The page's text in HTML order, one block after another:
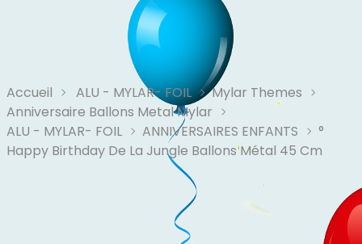
Accueil ALU - MYLAR- FOIL
Mylar Themes
Anniversaire Ballons Metal Mylar
ALU - MYLAR- FOIL
ANNIVERSAIRES ENFANTS
°
Happy Birthday De La Jungle Ballons Métal 45 Cm